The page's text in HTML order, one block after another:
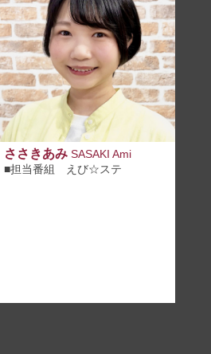
ささきあみ SASAKI Ami
■担当番組 えび☆ステ